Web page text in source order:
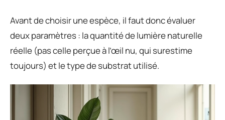
Avant de choisir une espèce, il faut donc évaluer
deux paramètres : la quantité de lumière naturelle
réelle (pas celle perçue à l’œil nu, qui surestime
toujours) et le type de substrat utilisé.